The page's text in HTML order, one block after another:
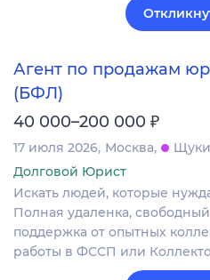
Агент по продажам
(БФЛ)
40 000–200 000 ₽
17 июля 2026 Москва
Долговой Юрист
Искать людей, которые
Полная удаленка,
поддержка от опытных
работы в ФССП или